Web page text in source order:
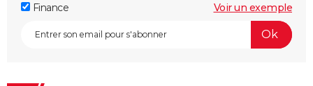
Finance Voir un exemple